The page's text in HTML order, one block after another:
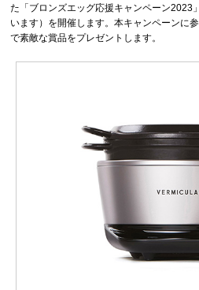
た「ブロンズエッグ応援キャンペーン2023
います）を開催します。本キャンペーンに
で素敵な賞品をプレゼントします。